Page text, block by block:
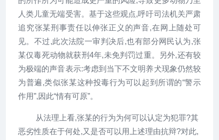
人类儿童无端受害。基于这些观点,呼吁司法机关严肃
追究张某刑事责任以伸张正义的声音,在网上随处可
见。不过,此次法院一审判决后,也有部分网民认为,张
某仅毒死动物就获刑4年,未免判罚过重。另外,还有较
为极端的声音表示:考虑到当下不文明养犬现象仍然较
为普遍,类似张某这种投毒行为可以起到所谓的“警示
作用”,因此“情有可原”。
从法理上看,张某的行为为何可以认定为犯罪?其
恶劣性质在于何处,又是否可以用上述理由抗辩?对此,